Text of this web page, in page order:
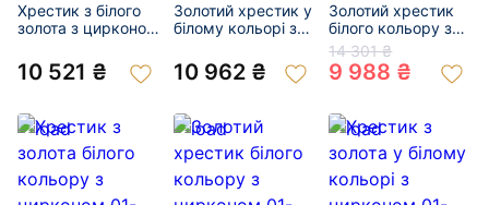
Хрестик з білого
золота з цирконом
10 521 ₴
Золотий хрестик у
білому кольорі з
200976974
10 962 ₴
Золотий хрестик
білого кольору з
цирконом 01-
200135183
14 301 ₴
9 988 ₴